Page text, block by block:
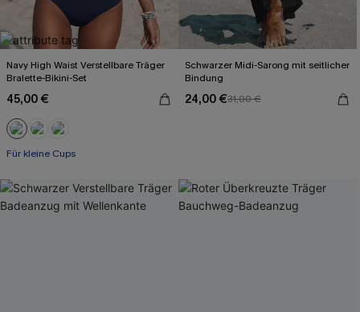
Navy High Waist Verstellbare Träger
Bralette-Bikini-Set
45,00 €
Für kleine Cups
Schwarzer Midi-Sarong mit seitlicher
Bindung
24,00 €31,00 €